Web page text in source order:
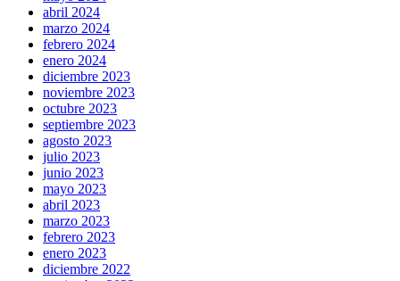
abril 2024
marzo 2024
febrero 2024
enero 2024
diciembre 2023
noviembre 2023
octubre 2023
septiembre 2023
agosto 2023
julio 2023
junio 2023
mayo 2023
abril 2023
marzo 2023
febrero 2023
enero 2023
diciembre 2022